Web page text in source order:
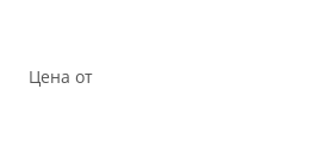
Цена от